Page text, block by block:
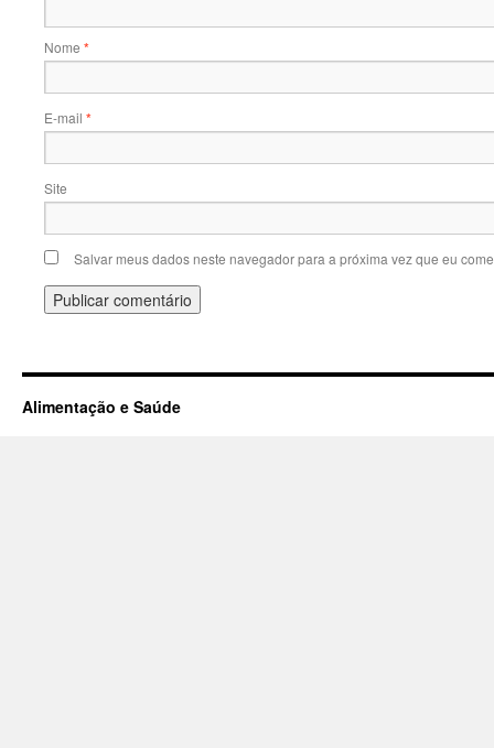
Nome *
E-mail *
Site
Salvar meus dados neste navegador para a próxima vez que eu
Alimentação e Saúde